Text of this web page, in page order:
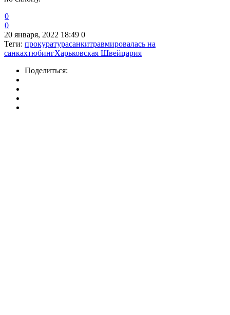
0
0
20 января, 2022 18:49 0
Теги: прокуратурасанкитравмировалась на
санкахтюбингХарьковская Швейцария
Поделиться: